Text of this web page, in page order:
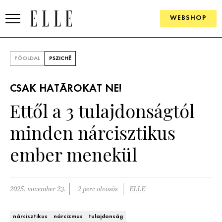
WEBSHOP
SZÉPSÉG
ÉLETMÓD
PÁRKAPCSOLAT
FŐOLDAL PSZICHÉ
CSAK HATÁROKAT NE!
Ettől a 3 tulajdonságtól
minden nárcisztikus
ember menekül
2025. november 23. 2 perc olvasás ELLE
nárcisztikus nárcizmus tulajdonság